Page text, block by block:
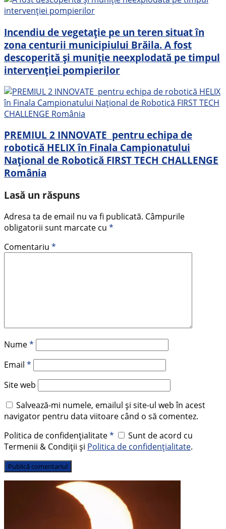
Incendiu de vegetație pe un teren situat în
zona centurii municipiului Brăila. A fost
descoperită și muniție neexplodată pe timpul
intervenției pompierilor
PREMIUL 2 INNOVATE pentru echipa de
robotică HELIX în Finala Campionatului
Național de Robotică FIRST TECH CHALLENGE
România
Lasă un răspuns
Adresa ta de email nu va fi publicată. Câmpurile
obligatorii sunt marcate cu *
Comentariu *
Nume*
Email *
Site web
Salvează-mi numele, emailul și site-ul web în acest
navigator pentru data viitoare când o să comentez.
Politica de confidențialitate*
Sunt de acord cu
Termenii & Condiții și Politica de confidențialitate.